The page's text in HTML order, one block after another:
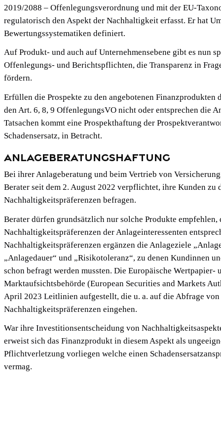
2019/2088 – Offenlegungsverordnung und mit der EU-
regulatorisch den Aspekt der Nachhaltigkeit erfasst. Er hat
Bewertungssystematiken definiert.
Auf Produkt- und auch auf Unternehmensebene gibt es nun
Offenlegungs- und Berichtspflichten, die Transparenz in
fördern.
Erfüllen die Prospekte zu den angebotenen Finanzprodukten
den Art. 6, 8, 9 OffenlegungsVO nicht oder entsprechen die
Tatsachen kommt eine Prospekthaftung der
Schadensersatz, in Betracht.
Anlageberatungshaftung
Bei ihrer Anlageberatung und beim Vertrieb von
Berater seit dem 2. August 2022 verpflichtet, ihre Kunden zu
Nachhaltigkeitspräferenzen befragen.
Berater dürfen grundsätzlich nur solche Produkte empfehlen,
Nachhaltigkeitspräferenzen der Anlageinteressenten
Nachhaltigkeitspräferenzen ergänzen die Anlageziele
„Anlagedauer“ und „Risikotoleranz“, zu denen Kundinnen
schon befragt werden mussten. Die Europäische Wertpapier-
Marktaufsichtsbehörde (European Securities and Markets
April 2023 Leitlinien aufgestellt, die u. a. auf die Abfrage von
Nachhaltigkeitspräferenzen eingehen.
War ihre Investitionsentscheidung von
erweist sich das Finanzprodukt in diesem Aspekt als
Pflichtverletzung vorliegen welche einen
vermag.